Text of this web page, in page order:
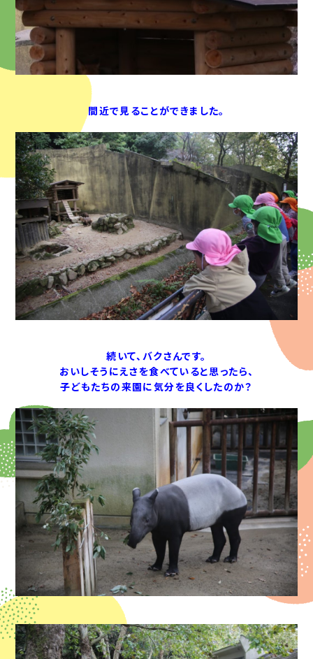
間近で見ることができました。
続いて、バクさんです。
おいしそうにえさを食べていると思ったら、
子どもたちの来園に気分を良くしたのか？